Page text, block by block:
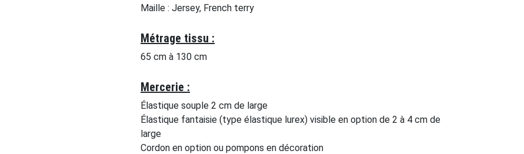
Maille : Jersey, French terry
Métrage tissu :
65 cm à 130 cm
Mercerie :
Élastique souple 2 cm de large
Élastique fantaisie (type élastique lurex) visible en option de 2 à 4 cm de
large
Cordon en option ou pompons en décoration